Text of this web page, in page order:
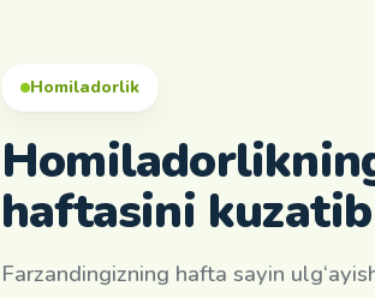
Homiladorlik
haftasini
Farzandingizning hafta sayin